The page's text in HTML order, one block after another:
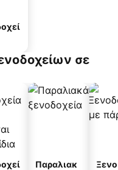
σε
Παραλιακ